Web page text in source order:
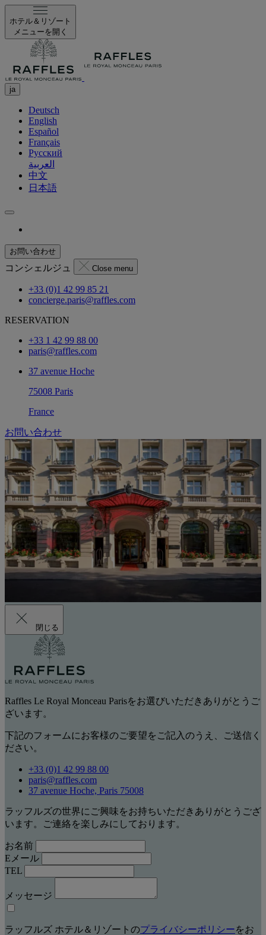
ホテル＆リゾート
メニューを開く
ja
Deutsch
English
Español
Français
Русский
العربية
中文
日本語
お問い合わせ
コンシェルジュ Close menu
+33 (0)1 42 99 85 21
concierge.paris@raffles.com
RESERVATION
+33 1 42 99 88 00
paris@raffles.com
37 avenue Hoche
75008 Paris
France
お問い合わせ
閉じる
Raffles Le Royal Monceau Parisをお選びいただきありがとうご
ざいます。
下記のフォームにお客様のご要望をご記入のうえ、ご送信く
ださい。
+33 (0)1 42 99 88 00
paris@raffles.com
37 avenue Hoche, Paris 75008
ラッフルズの世界にご興味をお持ちいただきありがとうござ
います。ご連絡を楽しみにしております。
お名前
Eメール
TEL
メッセージ
ラッフルズ ホテル＆リゾートのプライバシーポリシーをお